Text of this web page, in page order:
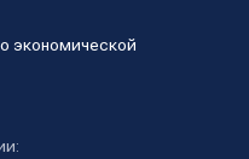
экономической